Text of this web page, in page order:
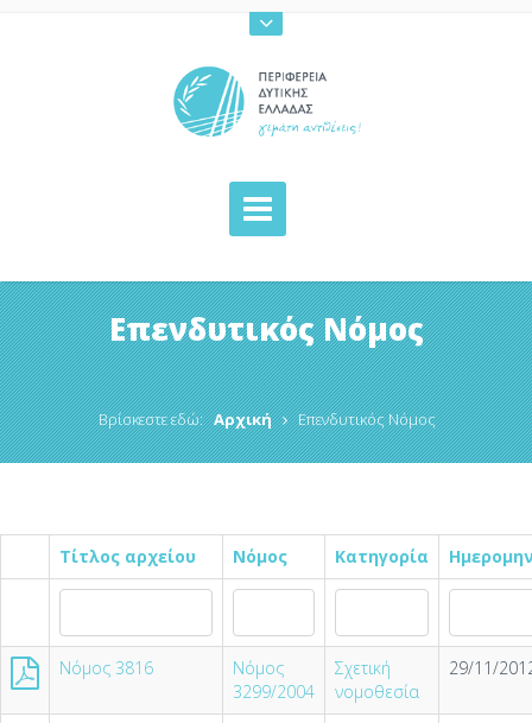
Επενδυτικός Νόμος
Βρίσκεστε εδώ: Αρχική Επενδυτικός Νόμος
Τίτλος αρχείου Νόμος Κατηγορία
Νόμος 3816
Νόμος
3299/2004
Σχετική
νομοθεσία
29/11/